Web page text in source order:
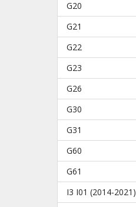
G20
G21
G22
G23
G26
G30
G31
G60
G61
I3 I01 (2014-2021)